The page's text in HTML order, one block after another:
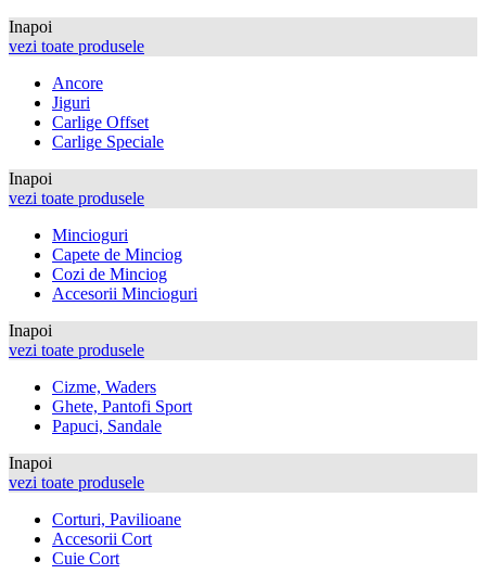
Inapoi
vezi toate produsele
Ancore
Jiguri
Carlige Offset
Carlige Speciale
Inapoi
vezi toate produsele
Mincioguri
Capete de Minciog
Cozi de Minciog
Accesorii Mincioguri
Inapoi
vezi toate produsele
Cizme, Waders
Ghete, Pantofi Sport
Papuci, Sandale
Inapoi
vezi toate produsele
Corturi, Pavilioane
Accesorii Cort
Cuie Cort